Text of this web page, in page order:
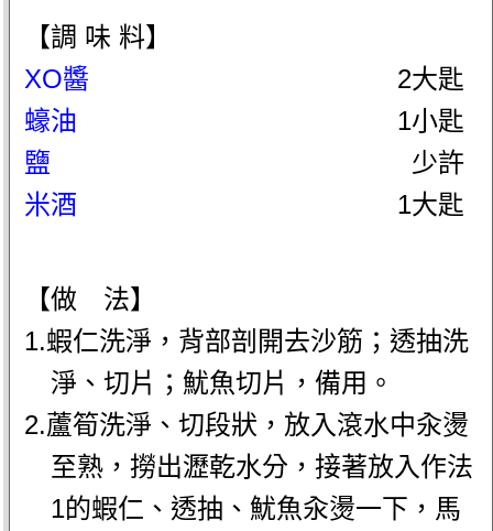
【調 味 料】
XO醬
2大匙
蠔油
1小匙
鹽
少許
米酒
1大匙
【做 法】
1.蝦仁洗淨，背部剖開去沙筋；透抽洗
淨、切片；魷魚切片，備用。
2.蘆筍洗淨、切段狀，放入滾水中汆燙
至熟，撈出瀝乾水分，接著放入作法
1的蝦仁、透抽、魷魚汆燙一下，馬